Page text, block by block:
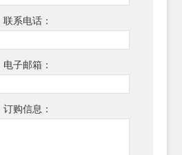
联系电话：
电子邮箱：
订购信息：